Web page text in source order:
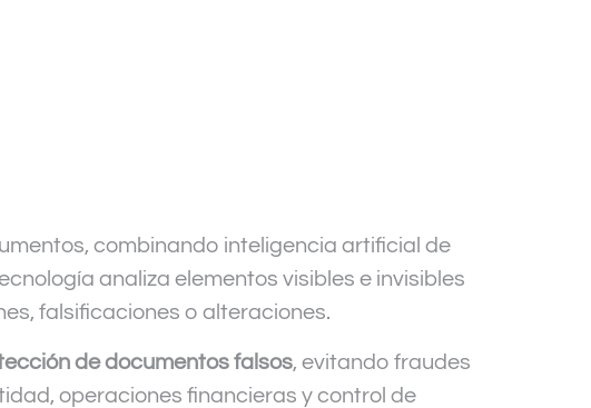
combinando inteligencia artificial de
analiza elementos visibles e invisibles
falsificaciones o alteraciones.
de documentos falsos, evitando fraudes
operaciones financieras y control de